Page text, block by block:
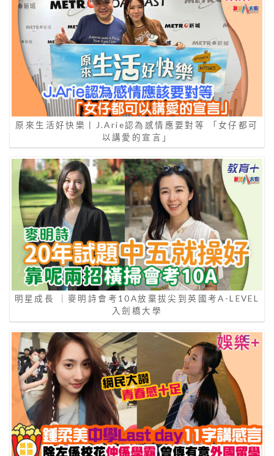
原來生活好快樂丨J.Arie認為感情應要對等 「女仔都可
以講愛的宣言」
明星成長 ｜麥明詩會考10A放棄拔尖到英國考A-LEVEL
入劍橋大學